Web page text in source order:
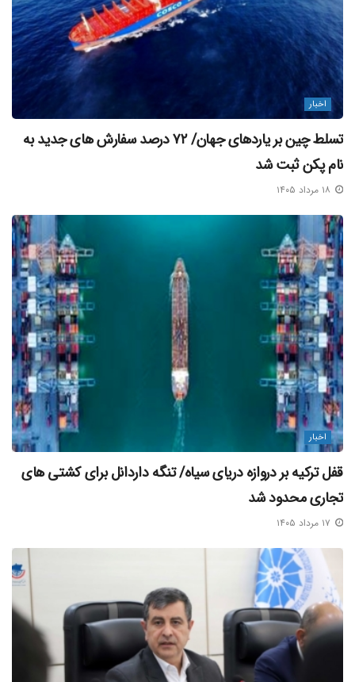
اخبار
تسلط چین بر یاردهای جهان/ ۷۲ درصد سفارش‌ های جدید به
نام پکن ثبت شد
اخبار
قفل ترکیه بر دروازه دریای سیاه/ تنگه داردانل برای کشتی‌ های
تجاری محدود شد